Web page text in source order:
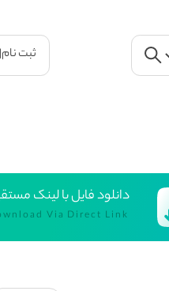
ثبت نام
دانلود فایل با لینک
Via Direct Link